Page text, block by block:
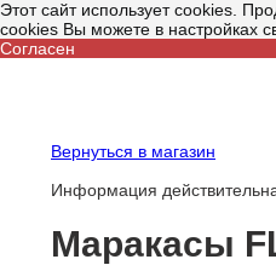
Этот сайт использует cookies.
cookies Вы можете в настройках
Согласен
Вернуться в магазин
Информация
Маракасы